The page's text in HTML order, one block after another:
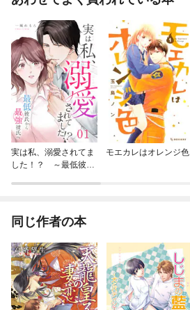
実は私、溺愛されてま
した！？ ～最低彼氏
モエカレはオレンジ色
同じ作者の本